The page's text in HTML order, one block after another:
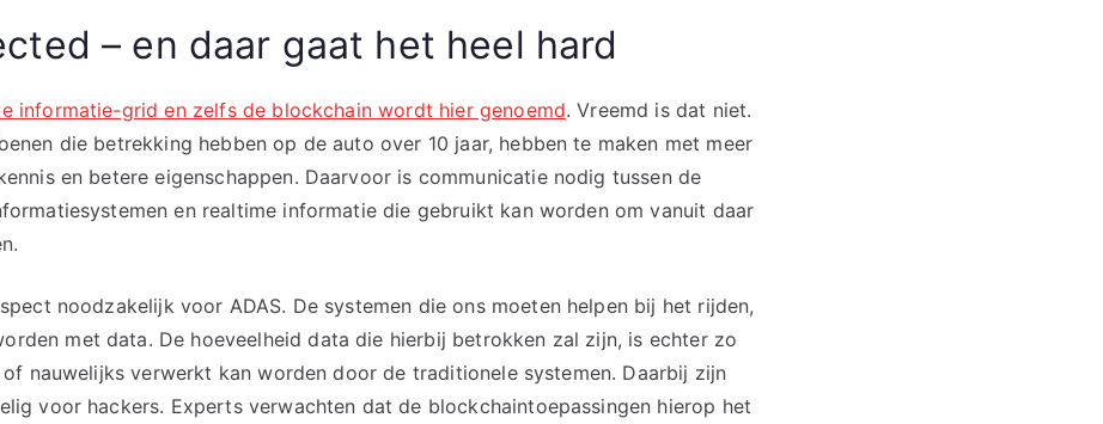
– en daar gaat het heel hard
informatie-grid en zelfs de blockchain wordt hier genoemd. Vreemd is dat niet.
die betrekking hebben op de auto over 10 jaar, hebben te maken met meer
en betere eigenschappen. Daarvoor is communicatie nodig tussen de
en realtime informatie die gebruikt kan worden om vanuit daar
noodzakelijk voor ADAS. De systemen die ons moeten helpen bij het rijden,
met data. De hoeveelheid data die hierbij betrokken zal zijn, is echter zo
nauwelijks verwerkt kan worden door de traditionele systemen. Daarbij zijn
voor hackers. Experts verwachten dat de blockchaintoepassingen hierop het